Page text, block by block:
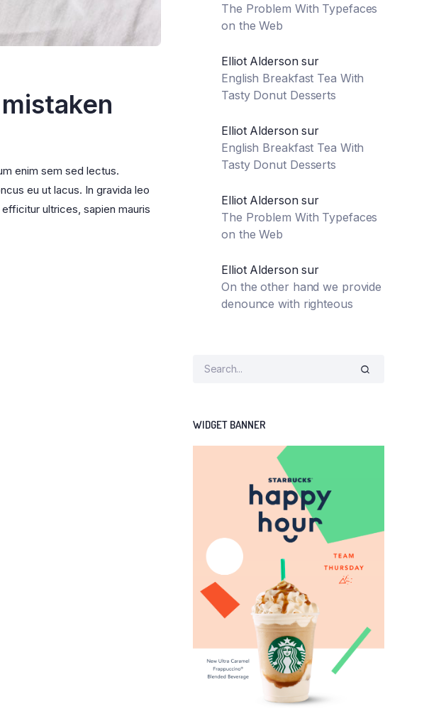
enim sem sed lectus.
eu ut lacus. In gravida leo
ultrices, sapien mauris
The Problem With Typefaces
on the Web
Elliot Aldersonsur
English Breakfast Tea With
Tasty Donut Desserts
Elliot Aldersonsur
English Breakfast Tea With
Tasty Donut Desserts
Elliot Aldersonsur
The Problem With Typefaces
on the Web
Elliot Aldersonsur
On the other hand we provide
denounce with righteous
WIDGET BANNER